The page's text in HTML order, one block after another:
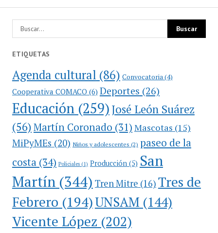
ETIQUETAS
Agenda cultural (86) Convocatoria (4)
Cooperativa COMACO(6) Deportes (26)
Educación(259)José León Suárez
(56)Martín Coronado (31) Mascotas (15)
MiPyMEs (20) Niños y adolescentes (2) paseo de la
costa(34) Policiales(1) Producción(5) San
Martín(344) Tren Mitre (16) Tres de
Febrero (194)UNSAM (144)
Vicente López (202)